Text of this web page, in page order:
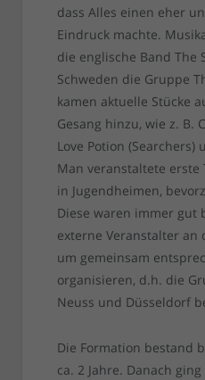
dass Alles einen eher
Eindruck machte.
die englische Band The
Schweden die Gruppe
kamen aktuelle Stücke
Gesang hinzu, wie z. B.
Love Potion (Searchers)
Man veranstaltete erste
in Jugendheimen,
Diese waren immer gut
externe Veranstalter an
um gemeinsam
organisieren, d.h. die
Neuss und Düsseldorf
Die Formation bestand
ca. 2 Jahre. Danach